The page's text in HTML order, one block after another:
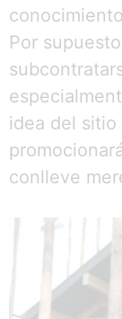
Por
idea del
conlleve